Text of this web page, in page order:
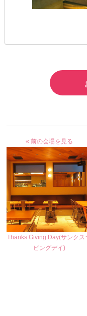
« 前の会場を見る
Thanks Giving Day(サンクス
ビングデイ)